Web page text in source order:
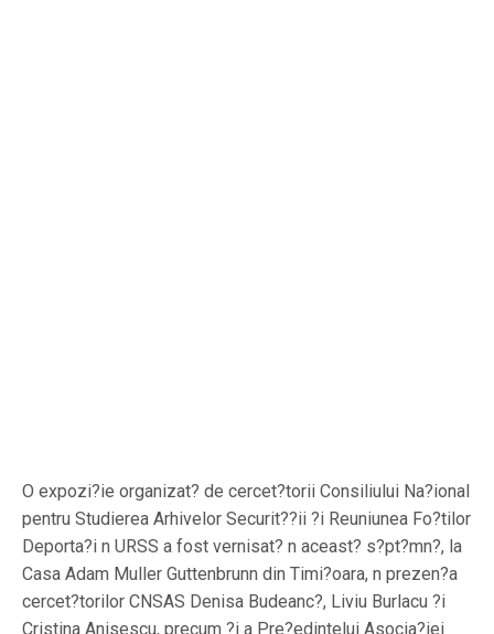
O expozi?ie organizat? de cercet?torii Consiliului Na?ional
pentru Studierea Arhivelor Securit??ii ?i Reuniunea Fo?tilor
Deporta?i n URSS a fost vernisat? n aceast? s?pt?mn?, la
Casa Adam Muller Guttenbrunn din Timi?oara, n prezen?a
cercet?torilor CNSAS Denisa Budeanc?, Liviu Burlacu ?i
Cristina Anisescu, precum ?i a Pre?edintelui Asocia?iei